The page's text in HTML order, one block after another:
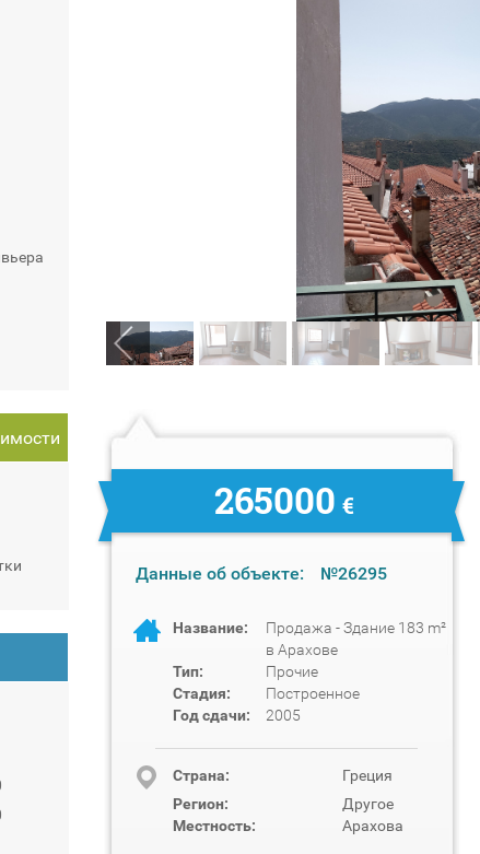
265000 €
Данные об объекте: №26295
Название:
Продажа - Здание 183 m²
в Арахове
Тип:
Прочие
Стадия:
Построенное
Год сдачи:
2005
Cтрана:
Греция
Регион:
Другое
Местность:
Арахова